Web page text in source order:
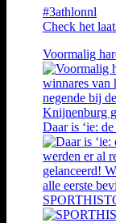
#3athlonnl
Check het
Voormalig
Daar is ‘ie: